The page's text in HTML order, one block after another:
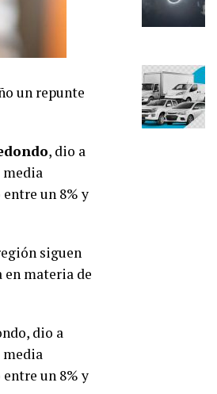
un repunte
, dio a
media
un 8% y
siguen
en materia de
dio a
media
un 8% y